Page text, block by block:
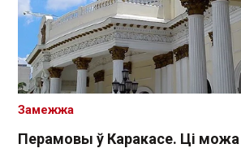
Перамовы ў Каракасе. Ці можа
Замежжа